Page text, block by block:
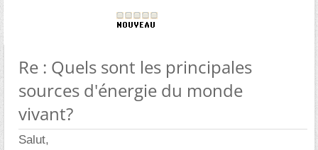
Re : Quels sont les principales
sources d'énergie du monde
vivant?
Salut,